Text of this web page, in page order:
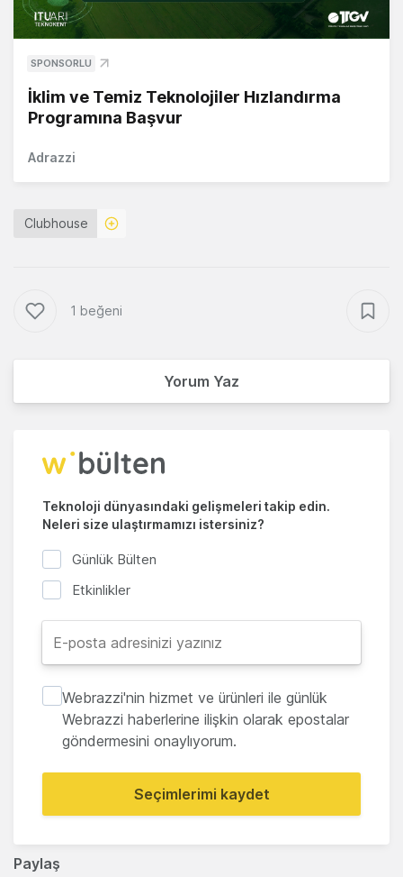
Paylaş
SPONSORLU
İklim ve Temiz Teknolojiler Hızlandırma
Programına Başvur
Adrazzi
Clubhouse
1 beğeni
Yorum Yaz
Teknoloji dünyasındaki gelişmeleri takip edin.
Neleri size ulaştırmamızı istersiniz?
Günlük Bülten
Etkinlikler
Webrazzi'nin hizmet ve ürünleri ile günlük
Webrazzi haberlerine ilişkin olarak epostalar
göndermesini onaylıyorum.
Seçimlerimi kaydet